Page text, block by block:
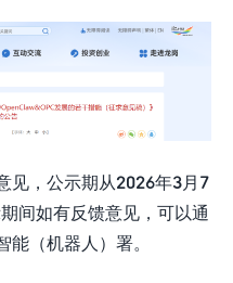
，公示期从2026年3月7
间如有反馈意见，可以通
（机器人）署。